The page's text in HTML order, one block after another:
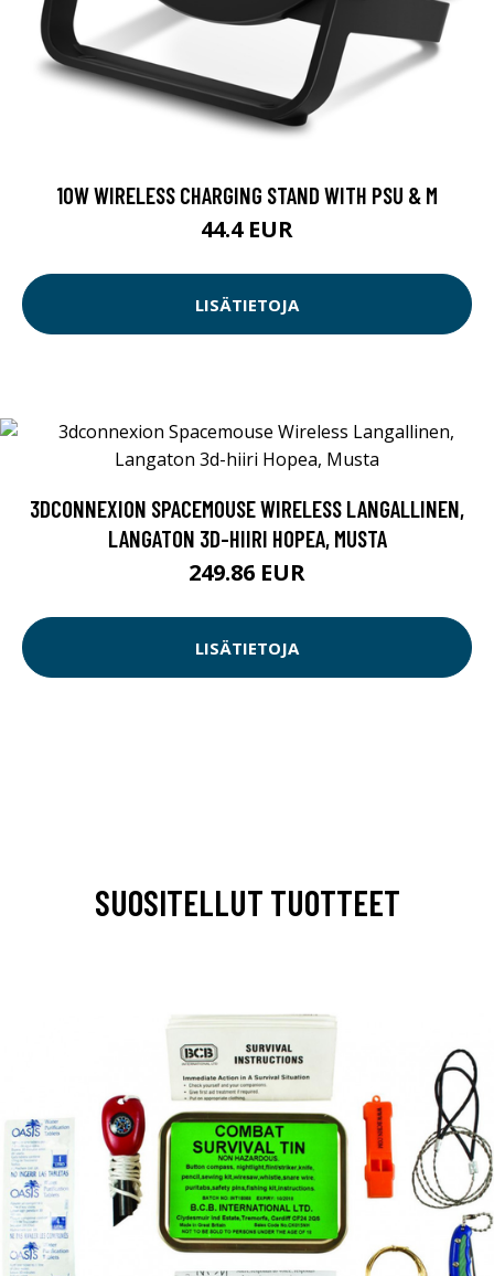
10W WIRELESS CHARGING STAND WITH PSU & M
44.4 EUR
LISÄTIETOJA
3DCONNEXION SPACEMOUSE WIRELESS LANGALLINEN,
LANGATON 3D-HIIRI HOPEA, MUSTA
249.86 EUR
LISÄTIETOJA
SUOSITELLUT TUOTTEET